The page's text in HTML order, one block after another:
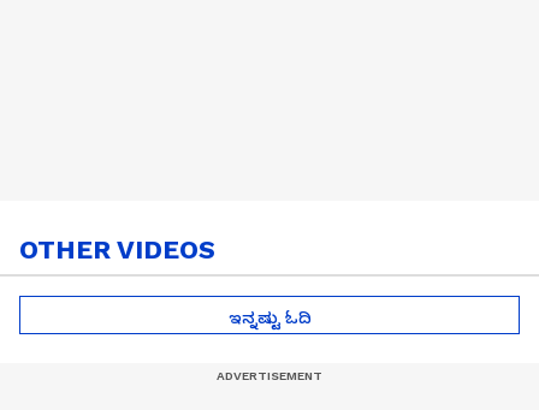
OTHER VIDEOS
ಇನ್ನಷ್ಟು ಓದಿ